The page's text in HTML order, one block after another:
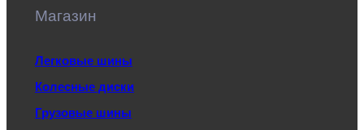
Магазин
Легковые шины
Колесные диски
Грузовые шины